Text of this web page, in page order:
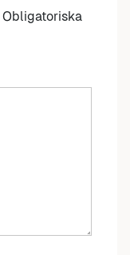
Obligatoriska